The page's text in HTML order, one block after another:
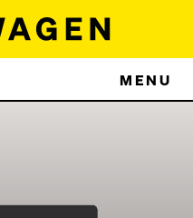
MENU